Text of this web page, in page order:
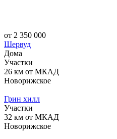
от 2 350 000
Шервуд
Дома
Участки
26 км от МКАД
Новорижское
Грин хилл
Участки
32 км от МКАД
Новорижское